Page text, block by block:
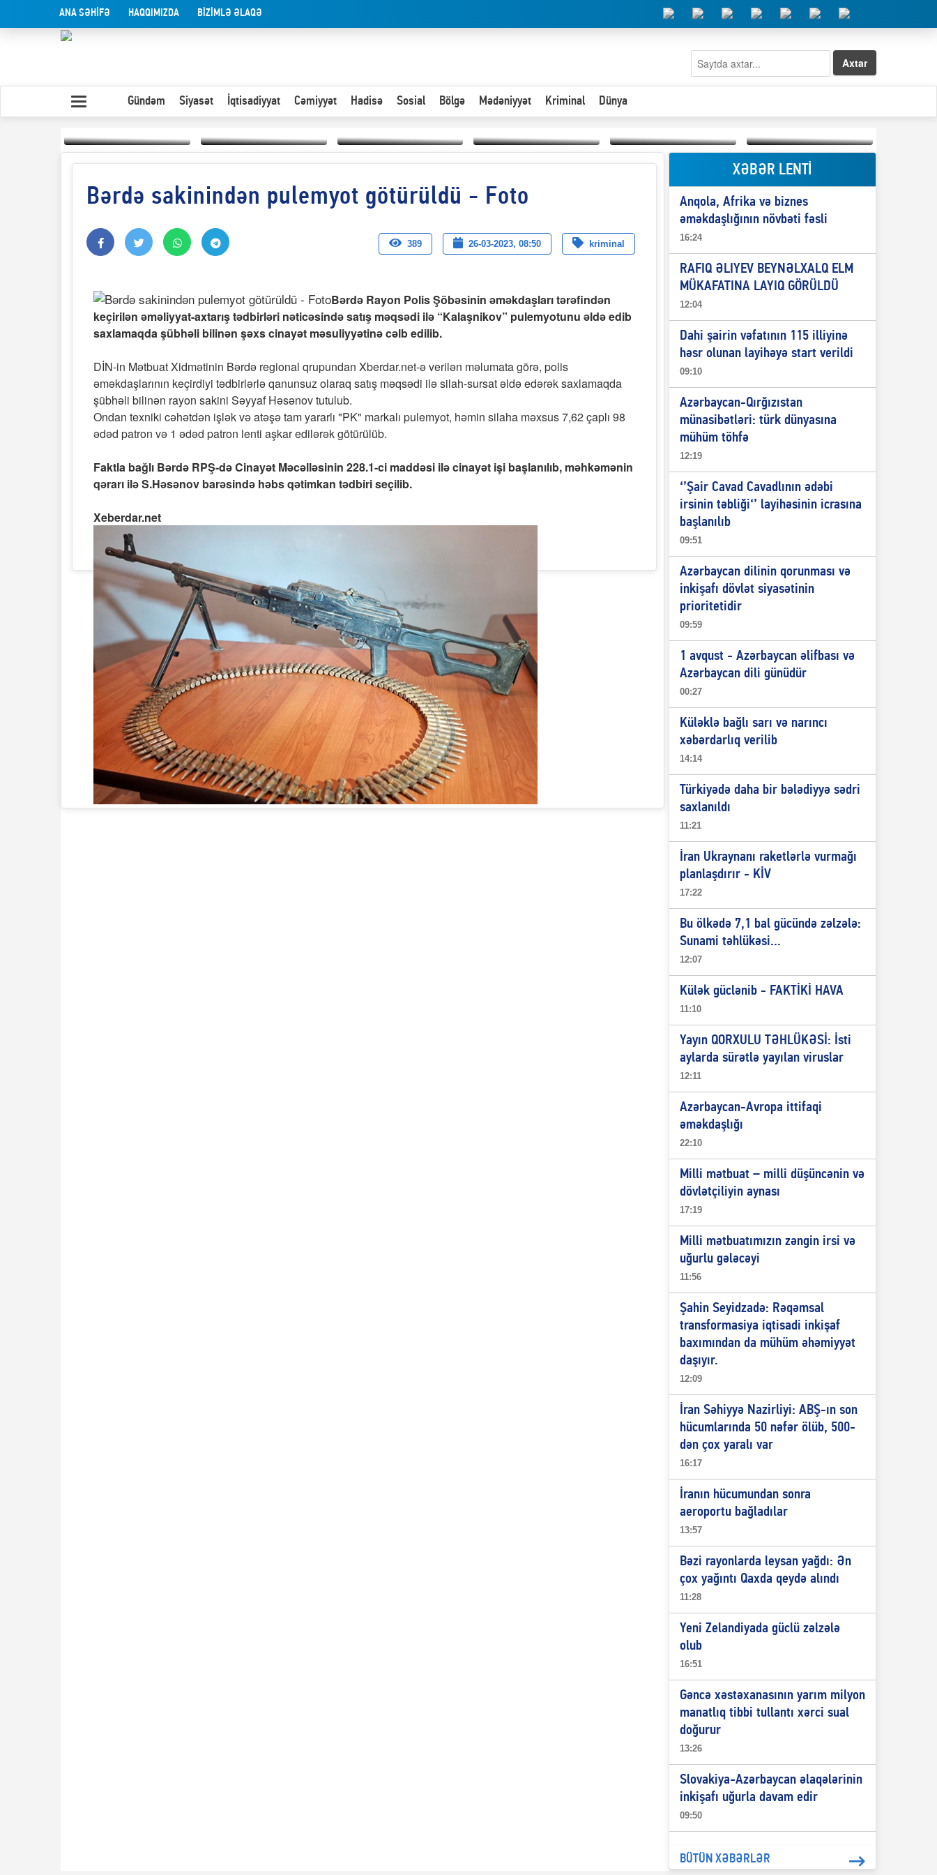
ANA SƏHİFƏ HAQQIMIZDA BİZİMLƏ ƏLAQƏ
Axtar
Gündəm Siyasət İqtisadiyyat Cəmiyyət Hadisə Sosial Bölgə Mədəniyyət Kriminal Dünya
Yaxın Şərqdəki
müharibənin qısa Olduğu kimi görünən
Paytaxta giriş vizası —
"Xoş gəldin, cibində
Hər an ən çətin savaşa
hazır olmalıyıq-
ZƏLİMXAN
“Qeyri-səlis məntiq və
dil-nitq” elmimizə
Elşad Abdullayevin
erməniləri
maliyyələşdirən oğlu
niyə Azərbaycana
ekstradisiya olunmur?
Bərdə sakinindən pulemyot götürüldü - Foto
389 26-03-2023, 08:50 kriminal
Bərdə Rayon Polis Şöbəsinin əməkdaşları tərəfindən
keçirilən əməliyyat-axtarış tədbirləri nəticəsində satış məqsədi ilə “Kalaşnikov” pulemyotunu əldə edib
saxlamaqda şübhəli bilinən şəxs cinayət məsuliyyətinə cəlb edilib.
DİN-in Mətbuat Xidmətinin Bərdə regional qrupundan Xberdar.net-ə verilən məlumata görə, polis
əməkdaşlarının keçirdiyi tədbirlərlə qanunsuz olaraq satış məqsədi ilə silah-sursat əldə edərək saxlamaqda
şübhəli bilinən rayon sakini Səyyaf Həsənov tutulub.
Ondan texniki cəhətdən işlək və atəşə tam yararlı "PK" markalı pulemyot, həmin silaha məxsus 7,62 çaplı 98
ədəd patron və 1 ədəd patron lenti aşkar edilərək götürülüb.
Faktla bağlı Bərdə RPŞ-də Cinayət Məcəlləsinin 228.1-ci maddəsi ilə cinayət işi başlanılıb, məhkəmənin
qərarı ilə S.Həsənov barəsində həbs qətimkan tədbiri seçilib.
Xeberdar.net
XƏBƏR LENTİ
Anqola, Afrika və biznes
əməkdaşlığının növbəti fəsli
16:24
RAFIQ ƏLIYEV BEYNƏLXALQ ELM
MÜKAFATINA LAYIQ GÖRÜLDÜ
12:04
Dahi şairin vəfatının 115 illiyinə
həsr olunan layihəyə start verildi
09:10
Azərbaycan-Qırğızıstan
münasibətləri: türk dünyasına
mühüm töhfə
12:19
‘’Şair Cavad Cavadlının ədəbi
irsinin təbliği‘’ layihəsinin icrasına
başlanılıb
09:51
Azərbaycan dilinin qorunması və
inkişafı dövlət siyasətinin
prioritetidir
09:59
1 avqust - Azərbaycan əlifbası və
Azərbaycan dili günüdür
00:27
Küləklə bağlı sarı və narıncı
xəbərdarlıq verilib
14:14
Türkiyədə daha bir bələdiyyə sədri
saxlanıldı
11:21
İran Ukraynanı raketlərlə vurmağı
planlaşdırır - KİV
17:22
Bu ölkədə 7,1 bal gücündə zəlzələ:
Sunami təhlükəsi...
12:07
Külək güclənib - FAKTİKİ HAVA
11:10
Yayın QORXULU TƏHLÜKƏSİ: İsti
aylarda sürətlə yayılan viruslar
12:11
Azərbaycan-Avropa ittifaqi
əməkdaşlığı
22:10
Milli mətbuat – milli düşüncənin və
dövlətçiliyin aynası
17:19
Milli mətbuatımızın zəngin irsi və
uğurlu gələcəyi
11:56
Şahin Seyidzadə: Rəqəmsal
transformasiya iqtisadi inkişaf
baxımından da mühüm əhəmiyyət
daşıyır.
12:09
İran Səhiyyə Nazirliyi: ABŞ-ın son
hücumlarında 50 nəfər ölüb, 500-
dən çox yaralı var
16:17
İranın hücumundan sonra
aeroportu bağladılar
13:57
Bəzi rayonlarda leysan yağdı: Ən
çox yağıntı Qaxda qeydə alındı
11:28
Yeni Zelandiyada güclü zəlzələ
olub
16:51
Gəncə xəstəxanasının yarım milyon
manatlıq tibbi tullantı xərci sual
doğurur
13:26
Slovakiya-Azərbaycan əlaqələrinin
inkişafı uğurla davam edir
09:50
BÜTÜN XƏBƏRLƏR